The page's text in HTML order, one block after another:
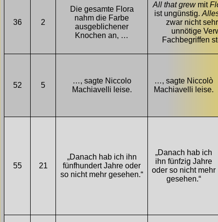
36 2
Die gesamte Flora
nahm die Farbe
ausgeblichener
Knochen an, …
All that grewmit
ist ungünstig.
zwar nicht
unnötige
Fachbegriffen
52 5
…, sagte Niccolo
Machiavelli leise.
…, sagte Niccolò
Machiavelli leise.
55 21
„Danach hab ich ihn
fünfhundert Jahre oder
so nicht mehr gesehen.“
„Danach hab ich
ihn fünfzig Jahre
oder so nicht mehr
gesehen.“